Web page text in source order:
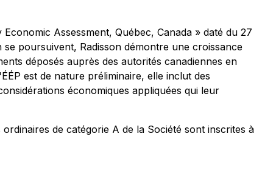
Assessment, Québec, Canada » daté du 27
poursuivent, Radisson démontre une croissance
déposés auprès des autorités canadiennes en
est de nature préliminaire, elle inclut des
économiques appliquées qui leur
de catégorie A de la Société sont inscrites à